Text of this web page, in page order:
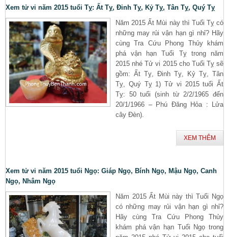
Xem tử vi năm 2015 tuổi Tỵ: Ất Tỵ, Đinh Tỵ, Kỷ Tỵ, Tân Tỵ, Quý Tỵ
Năm 2015 Ất Mùi này thì Tuổi Tỵ có
những may rủi vận hạn gì nhỉ? Hãy
cùng Tra Cứu Phong Thủy khám
phá vận hạn Tuổi Tỵ trong năm
2015 nhé Tử vi 2015 cho Tuổi Tỵ sẽ
gồm: Ất Tỵ, Đinh Tỵ, Kỷ Tỵ, Tân
Tỵ, Quý Tỵ 1) Tử vi 2015 tuổi Ất
Tỵ: 50 tuổi (sinh từ 2/2/1965 đến
20/1/1966 – Phú Đăng Hỏa : Lửa
cây Đèn).
XEM THÊM
Xem tử vi năm 2015 tuổi Ngọ: Giáp Ngọ, Bính Ngọ, Mậu Ngọ, Canh
Ngọ, Nhâm Ngọ
Năm 2015 Ất Mùi này thì Tuổi Ngọ
có những may rủi vận hạn gì nhỉ?
Hãy cùng Tra Cứu Phong Thủy
khám phá vận hạn Tuổi Ngọ trong